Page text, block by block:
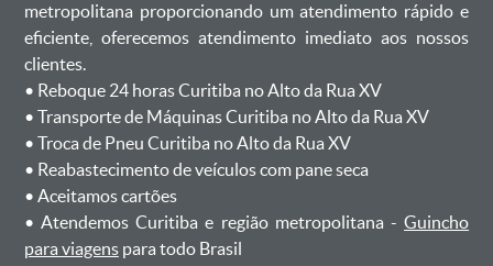
metropolitana proporcionando um atendimento rápido e
eficiente, oferecemos atendimento imediato aos nossos
clientes.
ㅤㅤ• Reboque 24 horas Curitiba no Alto da Rua XV
ㅤㅤ• Transporte de Máquinas Curitiba no Alto da Rua XV
ㅤㅤ• Troca de Pneu Curitiba no Alto da Rua XV
ㅤㅤ• Reabastecimento de veículos com pane seca
ㅤㅤ• Aceitamos cartões
ㅤㅤ• Atendemos Curitiba e região metropolitana -Guincho
para viagenspara todo Brasil